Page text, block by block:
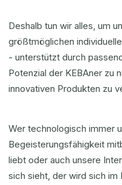
Deshalb tun wir alles, um
größtmöglichen
- unterstützt durch
Potenzial der KEBAner zu
innovativen Produkten zu
Wer technologisch immer
Begeisterungsfähigkeit
liebt oder auch unsere
sich sieht, der wird sich im